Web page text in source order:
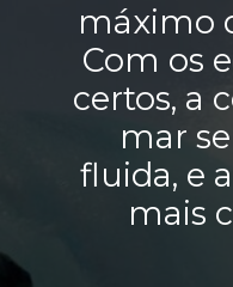
máximo
Com os
certos, a
mar
fluida, e
mais